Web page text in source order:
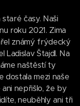
časy. Naši
roku 2021. Zima
známý frýdecký
Ladislav Štajdl. Na
naštěstí ty
dostala mezi naše
nepřišlo, že by
neuběhly ani tři